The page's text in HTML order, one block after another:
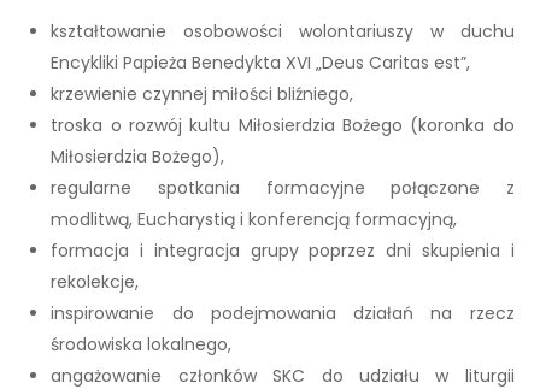
kształtowanie osobowości wolontariuszy w duchu
Encykliki Papieża Benedykta XVI „Deus Caritas est”,
krzewienie czynnej miłości bliźniego,
troska o rozwój kultu Miłosierdzia Bożego (koronka do
Miłosierdzia Bożego),
regularne spotkania formacyjne połączone z
modlitwą, Eucharystią i konferencją formacyjną,
formacja i integracja grupy poprzez dni skupienia i
rekolekcje,
inspirowanie do podejmowania działań na rzecz
środowiska lokalnego,
angażowanie członków SKC do udziału w liturgii